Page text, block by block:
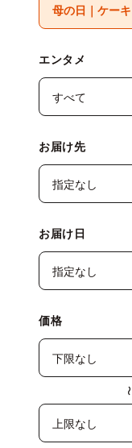
エンタメ
お届け先
お届け日
価格
〜